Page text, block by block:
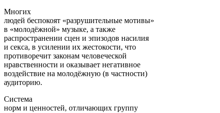
Многих
людей беспокоят «разрушительные мотивы»
в «молодёжной» музыке, а также
распространении сцен и эпизодов насилия
и секса, в усилении их жестокости, что
противоречит законам человеческой
нравственности и оказывает негативное
воздействие на молодёжную (в частности)
аудиторию.
Система
норм и ценностей, отличающих группу